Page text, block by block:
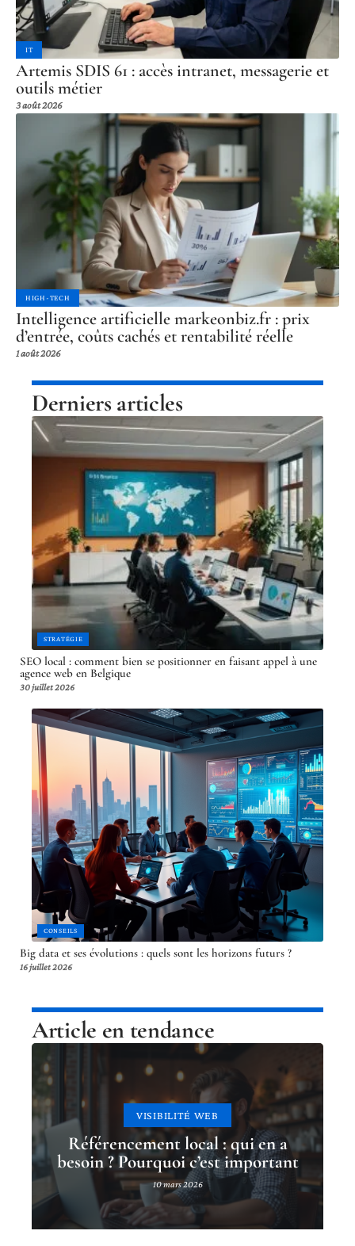
IT
Artemis SDIS 61 : accès intranet, messagerie et
outils métier
3 août 2026
HIGH-TECH
Intelligence artificielle markeonbiz.fr : prix
d’entrée, coûts cachés et rentabilité réelle
1 août 2026
Derniers articles
STRATÉGIE
SEO local : comment bien se positionner en faisant appel à une
agence web en Belgique
30 juillet 2026
CONSEILS
Big data et ses évolutions : quels sont les horizons futurs ?
16 juillet 2026
Article en tendance
VISIBILITÉ WEB
Référencement local : qui en a
besoin ? Pourquoi c’est important
10 mars 2026